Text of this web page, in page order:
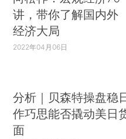
讲，带你了解国内外
经济大局
2022年04月06日
分析｜贝森特操盘稳
作巧思能否撬动美日
面